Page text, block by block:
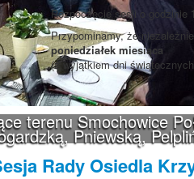
terenu Smochowice
Pniewską,
Rozpoczęcie sesji o godzinie
Przypominamy, że
poniedziałek miesiąca
(z wyjątkiem dni
Rady Osiedla